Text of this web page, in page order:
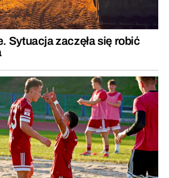
Sytuacja zaczęła się robić